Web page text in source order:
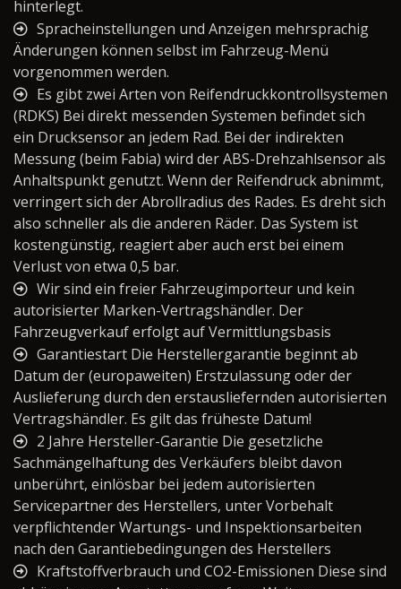
hinterlegt.
Spracheinstellungen und Anzeigen mehrsprachig
Änderungen können selbst im Fahrzeug-Menü
vorgenommen werden.
Es gibt zwei Arten von Reifendruckkontrollsystemen
(RDKS) Bei direkt messenden Systemen befindet sich
ein Drucksensor an jedem Rad. Bei der indirekten
Messung (beim Fabia) wird der ABS-Drehzahlsensor als
Anhaltspunkt genutzt. Wenn der Reifendruck abnimmt,
verringert sich der Abrollradius des Rades. Es dreht sich
also schneller als die anderen Räder. Das System ist
kostengünstig, reagiert aber auch erst bei einem
Verlust von etwa 0,5 bar.
Wir sind ein freier Fahrzeugimporteur und kein
autorisierter Marken-Vertragshändler. Der
Fahrzeugverkauf erfolgt auf Vermittlungsbasis
Garantiestart Die Herstellergarantie beginnt ab
Datum der (europaweiten) Erstzulassung oder der
Auslieferung durch den erstausliefernden autorisierten
Vertragshändler. Es gilt das früheste Datum!
2 Jahre Hersteller-Garantie Die gesetzliche
Sachmängelhaftung des Verkäufers bleibt davon
unberührt, einlösbar bei jedem autorisierten
Servicepartner des Herstellers, unter Vorbehalt
verpflichtender Wartungs- und Inspektionsarbeiten
nach den Garantiebedingungen des Herstellers
Kraftstoffverbrauch und CO2-Emissionen Diese sind